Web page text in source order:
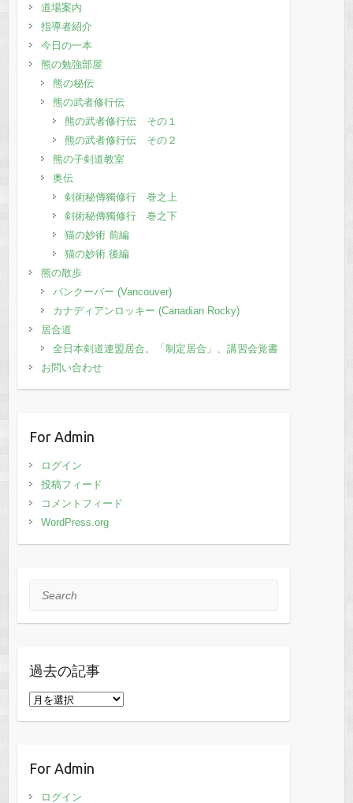
道場案内
指導者紹介
今日の一本
熊の勉強部屋
熊の秘伝
熊の武者修行伝
熊の武者修行伝 その１
熊の武者修行伝 その２
熊の子剣道教室
奥伝
剣術秘傳獨修行 巻之上
剣術秘傳獨修行 巻之下
猫の妙術 前編
猫の妙術 後編
熊の散歩
バンクーバー (Vancouver)
カナディアンロッキー (Canadian Rocky)
居合道
全日本剣道連盟居合。「制定居合」、講習会覚書
お問い合わせ
For Admin
ログイン
投稿フィード
コメントフィード
WordPress.org
Search
過去の記事
過
事
For Admin
ログイン